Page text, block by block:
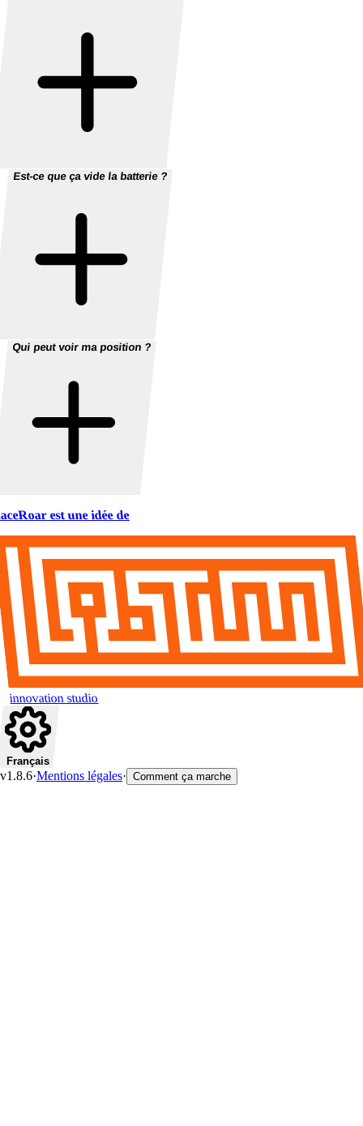
Est-ce que ça vide la batterie ?
Qui peut voir ma position ?
est une idée de
innovation studio
Français
v1.8.6·Mentions légales· Comment ça marche